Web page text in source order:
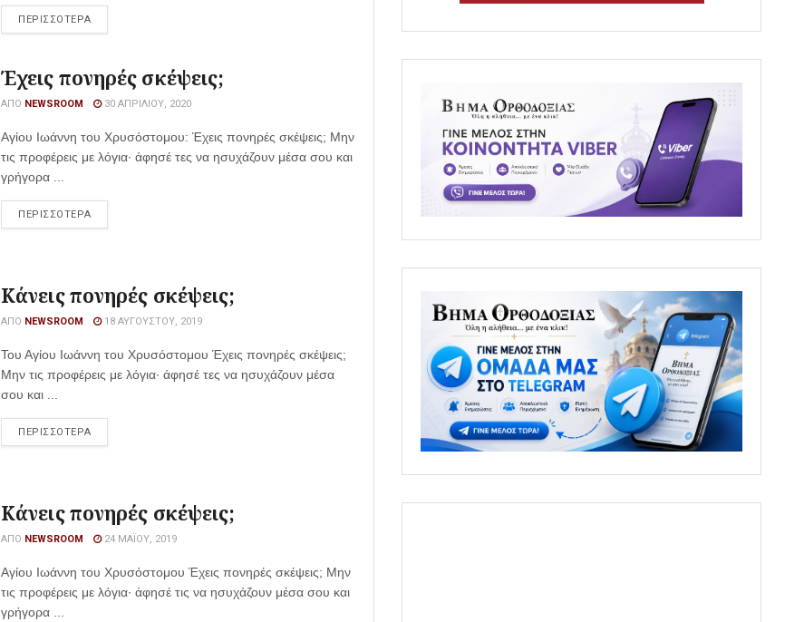
ΠΕΡΙΣΣΟΤΕΡΑ
Έχεις πονηρές σκέψεις;
ΑΠΌ NEWSROOM 30 ΑΠΡΙΛΊΟΥ, 2020
Αγίου Ιωάννη του Χρυσόστομου: Έχεις πονηρές σκέψεις; Μην
τις προφέρεις με λόγια· άφησέ τες να ησυχάζουν μέσα σου και
γρήγορα ...
ΠΕΡΙΣΣΟΤΕΡΑ
Κάνεις πονηρές σκέψεις;
ΑΠΌ NEWSROOM 18 ΑΥΓΟΎΣΤΟΥ, 2019
Του Αγίου Ιωάννη του Χρυσόστομου Έχεις πονηρές σκέψεις;
Μην τις προφέρεις με λόγια· άφησέ τες να ησυχάζουν μέσα
σου και ...
ΠΕΡΙΣΣΟΤΕΡΑ
Κάνεις πονηρές σκέψεις;
ΑΠΌ NEWSROOM 24 ΜΑΪ́ΟΥ, 2019
Αγίου Ιωάννη του Χρυσόστομου Έχεις πονηρές σκέψεις; Μην
τις προφέρεις με λόγια· άφησέ τις να ησυχάζουν μέσα σου και
γρήγορα ...